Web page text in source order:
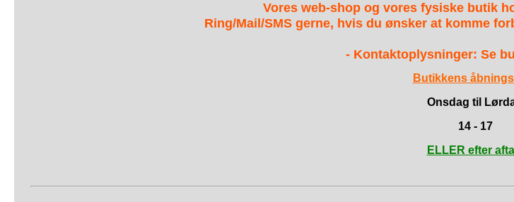
Vores web-shop og vores fysiske butik
Ring/Mail/SMS gerne, hvis du ønsker at komme
- Kontaktoplysninger: Se
Butikkens
Onsdag til
14 - 17
ELLER efter